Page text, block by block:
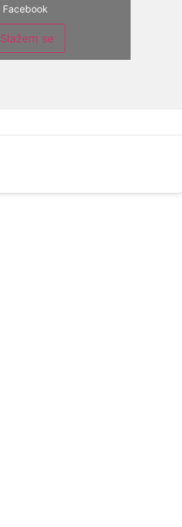
Facebook
Slažem se